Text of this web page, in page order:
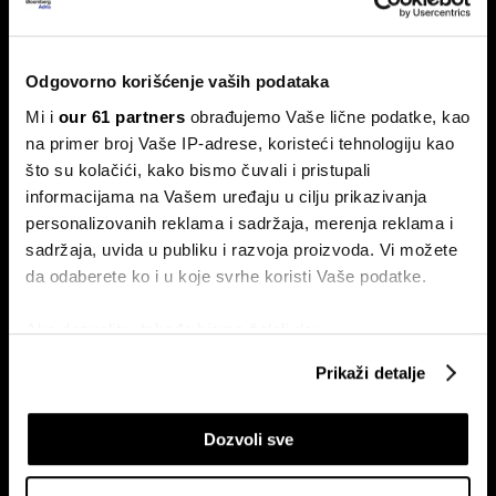
Odgovorno korišćenje vaših podataka
Mi i our 61 partners obrađujemo Vaše lične podatke, kao
na primer broj Vaše IP-adrese, koristeći tehnologiju kao
što su kolačići, kako bismo čuvali i pristupali
informacijama na Vašem uređaju u cilju prikazivanja
personalizovanih reklama i sadržaja, merenja reklama i
sadržaja, uvida u publiku i razvoja proizvoda. Vi možete
da odaberete ko i u koje svrhe koristi Vaše podatke.
Ako dozvolite, takođe bismo želeli da:
Identifikujte svoj uređaj tako što ćete ga aktivno
skenirati na određene karakteristike (posebno
označavanje)
Prikaži detalje
Dozvoli sve
Zvaničnici Federalnih rezervi (Fed) ostavili su kamatne
stope nepromenjenim, ali neujednačeno glasanje pokazalo
da je potrebno dodatno povećati stope kako bi se
obuzdala ponovna pojava inflacije.
pritisak na tržište mesa i uvoz u
četiri puta više od ugostitelja